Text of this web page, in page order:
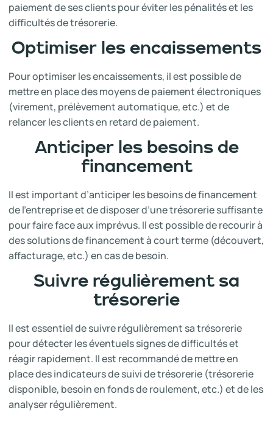
paiement de ses clients pour éviter les pénalités et les
difficultés de trésorerie.
Optimiser les encaissements
Pour optimiser les encaissements, il est possible de
mettre en place des moyens de paiement électroniques
(virement, prélèvement automatique, etc.) et de
relancer les clients en retard de paiement.
Anticiper les besoins de
financement
Il est important d’anticiper les besoins de financement
de l’entreprise et de disposer d’une trésorerie suffisante
pour faire face aux imprévus. Il est possible de recourir à
des solutions de financement à court terme (découvert,
affacturage, etc.) en cas de besoin.
Suivre régulièrement sa
trésorerie
Il est essentiel de suivre régulièrement sa trésorerie
pour détecter les éventuels signes de difficultés et
réagir rapidement. Il est recommandé de mettre en
place des indicateurs de suivi de trésorerie (trésorerie
disponible, besoin en fonds de roulement, etc.) et de les
analyser régulièrement.